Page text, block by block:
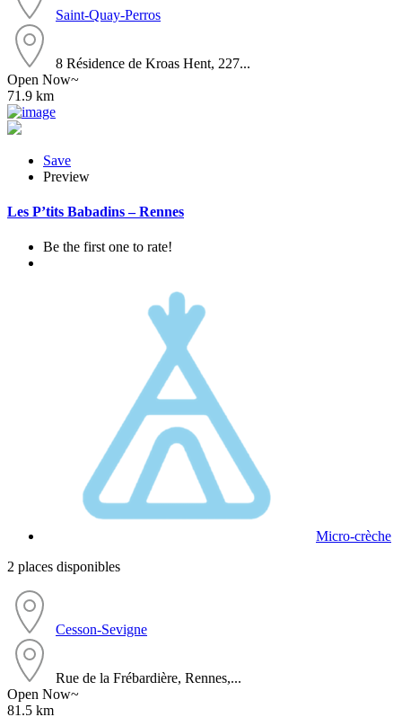
Saint-Quay-Perros
8 Résidence de Kroas Hent, 227...
Open Now~
71.9 km
Save
Preview
Les P’tits Babadins – Rennes
Be the first one to rate!
Micro-crèche
2 places disponibles
Cesson-Sevigne
Rue de la Frébardière, Rennes,...
Open Now~
81.5 km